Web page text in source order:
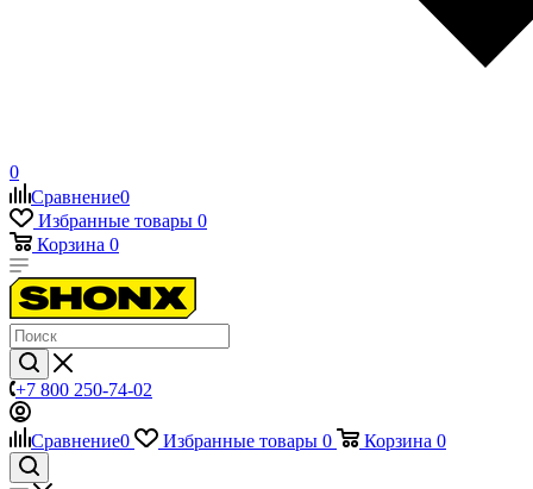
0
Сравнение0
Избранные товары 0
Корзина 0
+7 800 250-74-02
Сравнение0 Избранные товары 0 Корзина 0